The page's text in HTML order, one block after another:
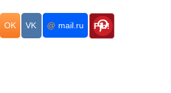
OK VK @ mail.ru Pin!